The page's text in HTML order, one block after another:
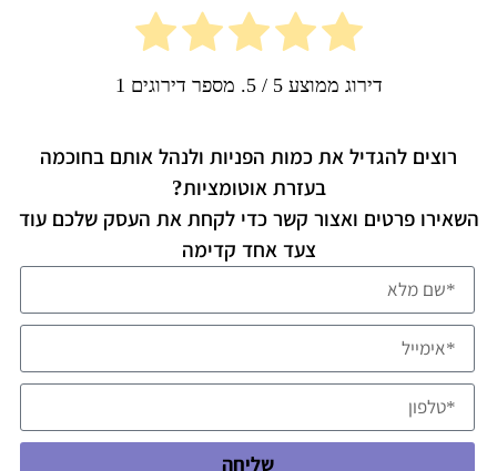
דירוג ממוצע5 / 5. מספר דירוגים 1
רוצים להגדיל את כמות הפניות ולנהל אותם בחוכמה
בעזרת אוטומציות?
השאירו פרטים ואצור קשר כדי לקחת את העסק שלכם עוד
צעד אחד קדימה
שליחה